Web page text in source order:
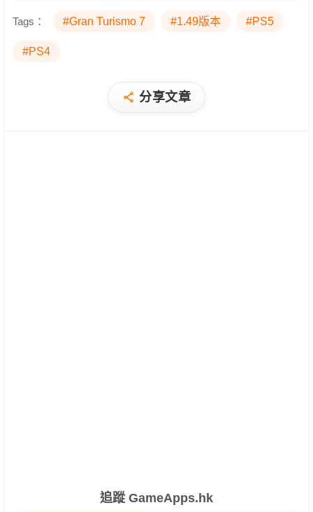
Tags： #Gran Turismo 7 #1.49版本 #PS5
#PS4
分享文章
追蹤 GameApps.hk